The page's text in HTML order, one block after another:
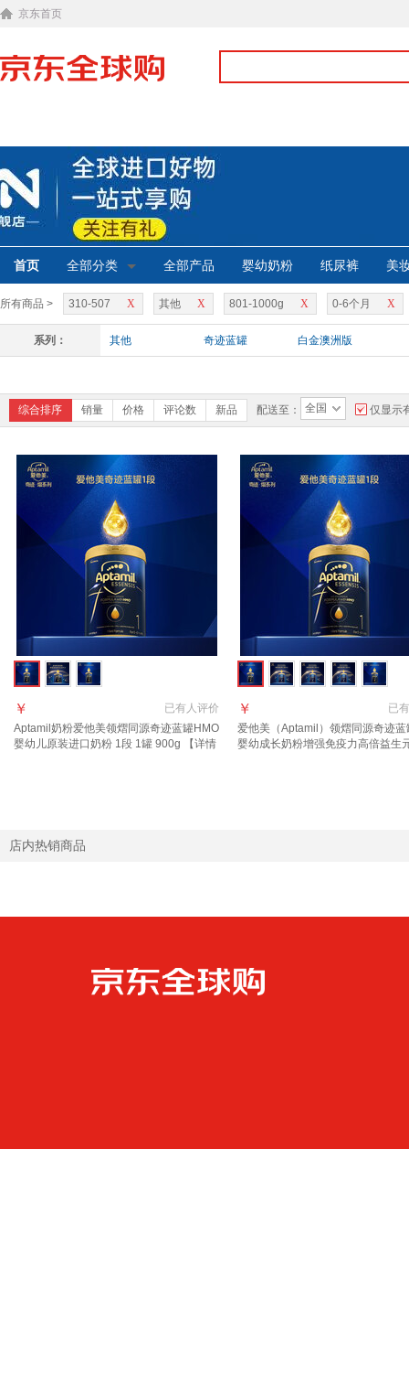
京东首页
首页 全部分类 全部产品 婴幼奶粉 纸尿裤 美
所有商品 > X
310-507 X
其他 X
801-1000g X
0-6个月
系列： 其他 奇迹蓝罐 白金澳洲版
综合排序 销量 价格 评论数 新品 配送至： 全国 仅显示
已有人评价
￥
Aptamil奶粉爱他美领熠同源奇迹蓝罐HMO
婴幼儿原装进口奶粉 1段 1罐 900g 【详情
已有
￥
爱他美（Aptamil）领熠同源奇迹蓝
婴幼成长奶粉增强免疫力高倍益生
店内热销商品